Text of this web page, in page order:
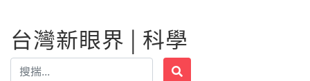
台灣新眼界 | 科學